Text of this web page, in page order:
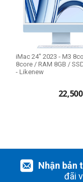
CPU Mac
RAM Mac
8GB
THIẾT LẬP LẠI
iMac 24" 2023 - M3
8core / RAM 8GB /
- Likenew
Nhận bản
đãi